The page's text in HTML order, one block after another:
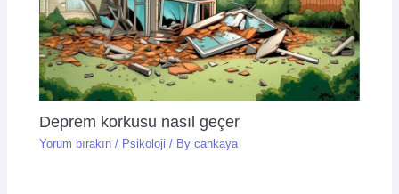
Deprem korkusu nasıl geçer
Yorum bırakın / Psikoloji / Bycankaya